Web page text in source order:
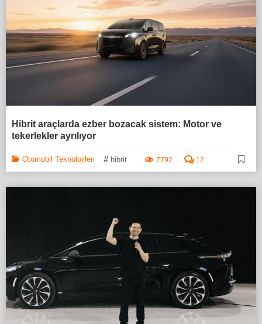
Hibrit araçlarda ezber bozacak sistem: Motor ve
tekerlekler ayrılıyor
Otomobil Teknolojileri # hibrit 7792 12